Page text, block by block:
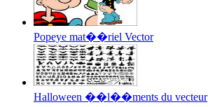
Popeye mat��riel Vector
Halloween ��l��ments du vecteur